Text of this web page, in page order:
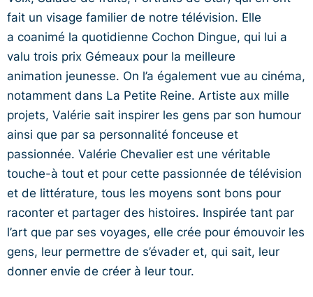
fait un visage familier de notre télévision. Elle
a coanimé la quotidienne Cochon Dingue, qui lui a
valu trois prix Gémeaux pour la meilleure
animation jeunesse. On l’a également vue au cinéma,
notamment dans La Petite Reine. Artiste aux mille
projets, Valérie sait inspirer les gens par son humour
ainsi que par sa personnalité fonceuse et
passionnée. Valérie Chevalier est une véritable
touche-à tout et pour cette passionnée de télévision
et de littérature, tous les moyens sont bons pour
raconter et partager des histoires. Inspirée tant par
l’art que par ses voyages, elle crée pour émouvoir les
gens, leur permettre de s’évader et, qui sait, leur
donner envie de créer à leur tour.